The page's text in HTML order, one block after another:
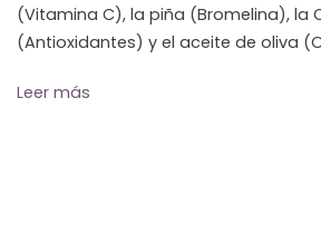
(Vitamina C), la piña (Bromelina), la
(Antioxidantes) y el aceite de oliva
Leer más